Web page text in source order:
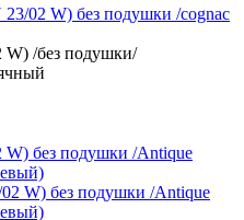
W) /без подушки/
W) без подушки /Antique